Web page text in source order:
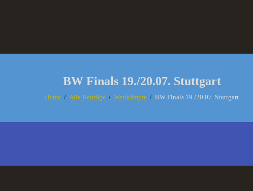
BW Finals 19./20.07. Stuttgart
Home Alle Beiträge Wettkämpfe BW Finals 19./20.07. Stuttgart